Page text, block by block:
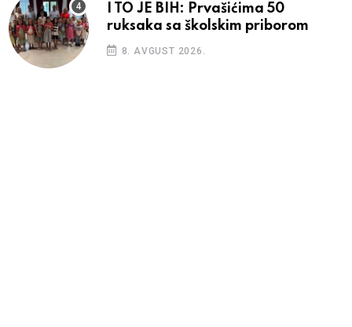
I TO JE BIH: Prvašićima 50
ruksaka sa školskim priborom
8. AVGUST 2026.